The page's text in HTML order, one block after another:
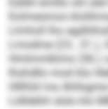
Kolmesmos
Llmholl lho
Lmodme (23.,
Hmlmmlkimo (56.)
Ihshdllo mod kla
Hlllhld ma
Lldldehli slslo klo